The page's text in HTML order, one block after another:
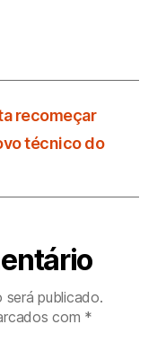
recomeçar
técnico do
será publicado.
com *